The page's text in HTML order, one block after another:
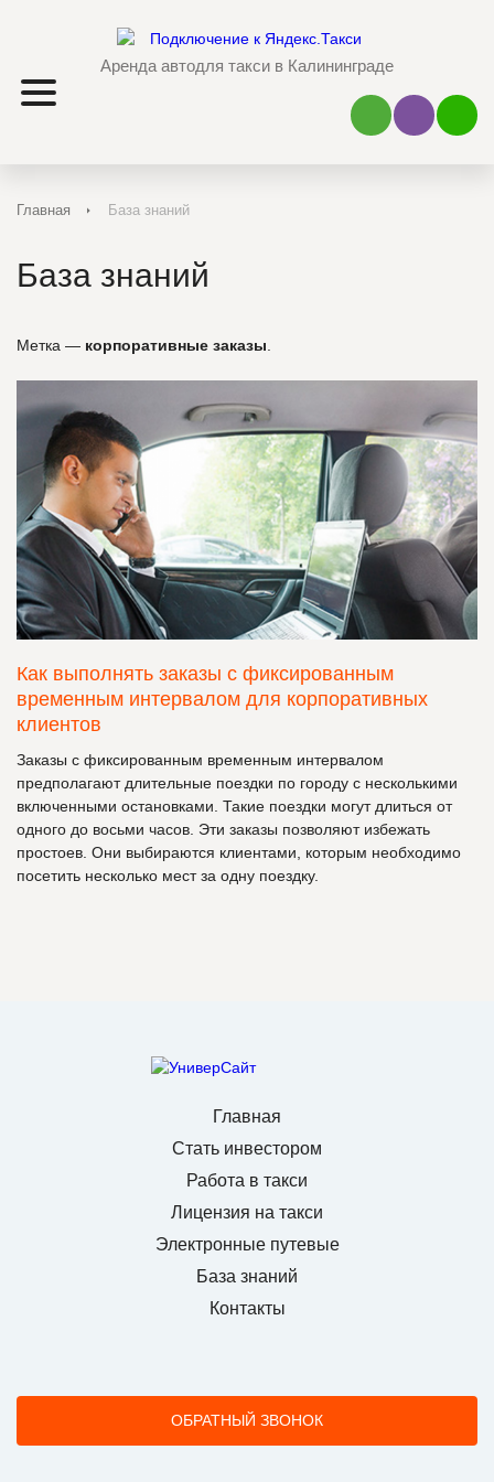
Аренда автодля такси в Калининграде
Наш ViberНаш
Главная База знаний
База знаний
Метка — корпоративные заказы
Как выполнять заказы с фиксированным
временным интервалом для корпоративных
клиентов
Заказы с фиксированным временным интервалом
предполагают длительные поездки по городу с несколькими
включенными остановками. Такие поездки могут длиться от
одного до восьми часов. Эти заказы позволяют избежать
простоев. Они выбираются клиентами, которым необходимо
посетить несколько мест за одну поездку.
Главная
Стать инвестором
Работа в такси
Лицензия на такси
Электронные путевые
База знаний
Контакты
ОБРАТНЫЙ ЗВОНОК